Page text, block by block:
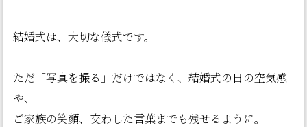
結婚式は、大切な儀式です。
ただ「写真を撮る」だけではなく、結婚式の日の空気感
や、
ご家族の笑顔、交わした言葉までも残せるように。